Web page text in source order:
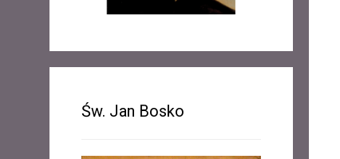
Św. Jan Bosko